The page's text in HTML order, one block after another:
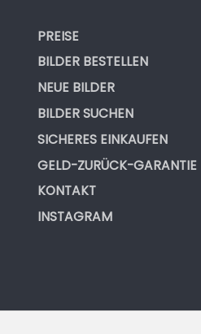
PREISE
BILDER BESTELLEN
NEUE BILDER
BILDER SUCHEN
SICHERES EINKAUFEN
GELD-ZURÜCK-GARANTIE
KONTAKT
INSTAGRAM